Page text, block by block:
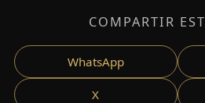
COMPARTIR
WhatsApp
X